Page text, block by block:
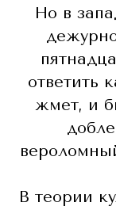
Но в
ответить
жмет, и
В теории